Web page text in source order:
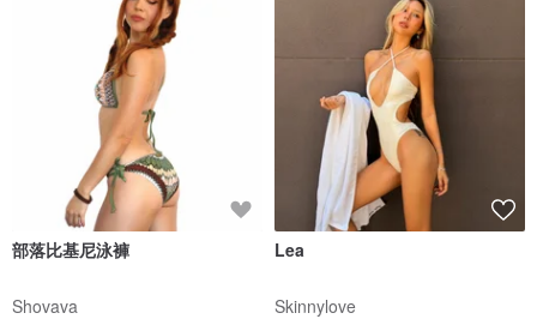
部落比基尼泳褲
Shovava
Lea
Skinnylove